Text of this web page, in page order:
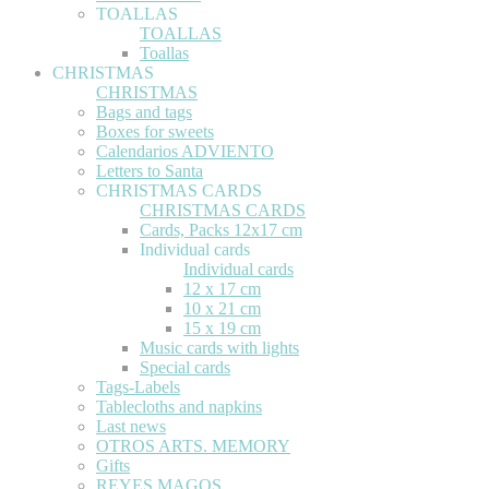
TOALLAS
TOALLAS
Toallas
CHRISTMAS
CHRISTMAS
Bags and tags
Boxes for sweets
Calendarios ADVIENTO
Letters to Santa
CHRISTMAS CARDS
CHRISTMAS CARDS
Cards, Packs 12x17 cm
Individual cards
Individual cards
12 x 17 cm
10 x 21 cm
15 x 19 cm
Music cards with lights
Special cards
Tags-Labels
Tablecloths and napkins
Last news
OTROS ARTS. MEMORY
Gifts
REYES MAGOS